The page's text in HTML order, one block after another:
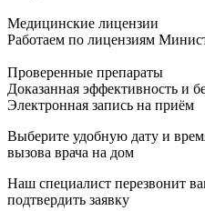
Медицинские лицензии
Работаем по лицензиям
Проверенные препараты
Доказанная эффективность и
Электронная запись на приём
Выберите удобную дату и
вызова врача на дом
Наш специалист перезвонит
подтвердить заявку